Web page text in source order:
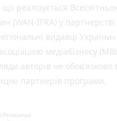
реалізується
(WAN-IFRA) у
видавці
медіабізнесу
авторів не
партнерів програми.